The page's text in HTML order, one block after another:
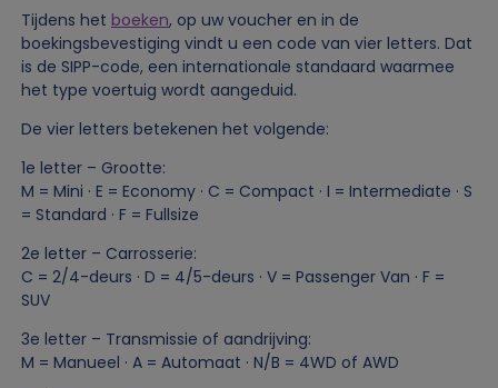
Tijdens het boeken, op uw voucher en in de
boekingsbevestiging vindt u een code van vier letters. Dat
is de SIPP-code, een internationale standaard waarmee
het type voertuig wordt aangeduid.
De vier letters betekenen het volgende:
1e letter – Grootte:
M = Mini · E = Economy · C = Compact · I = Intermediate · S
= Standard · F = Fullsize
2e letter – Carrosserie:
C = 2/4-deurs · D = 4/5-deurs · V = Passenger Van · F =
SUV
3e letter – Transmissie of aandrijving:
M = Manueel · A = Automaat · N/B = 4WD of AWD